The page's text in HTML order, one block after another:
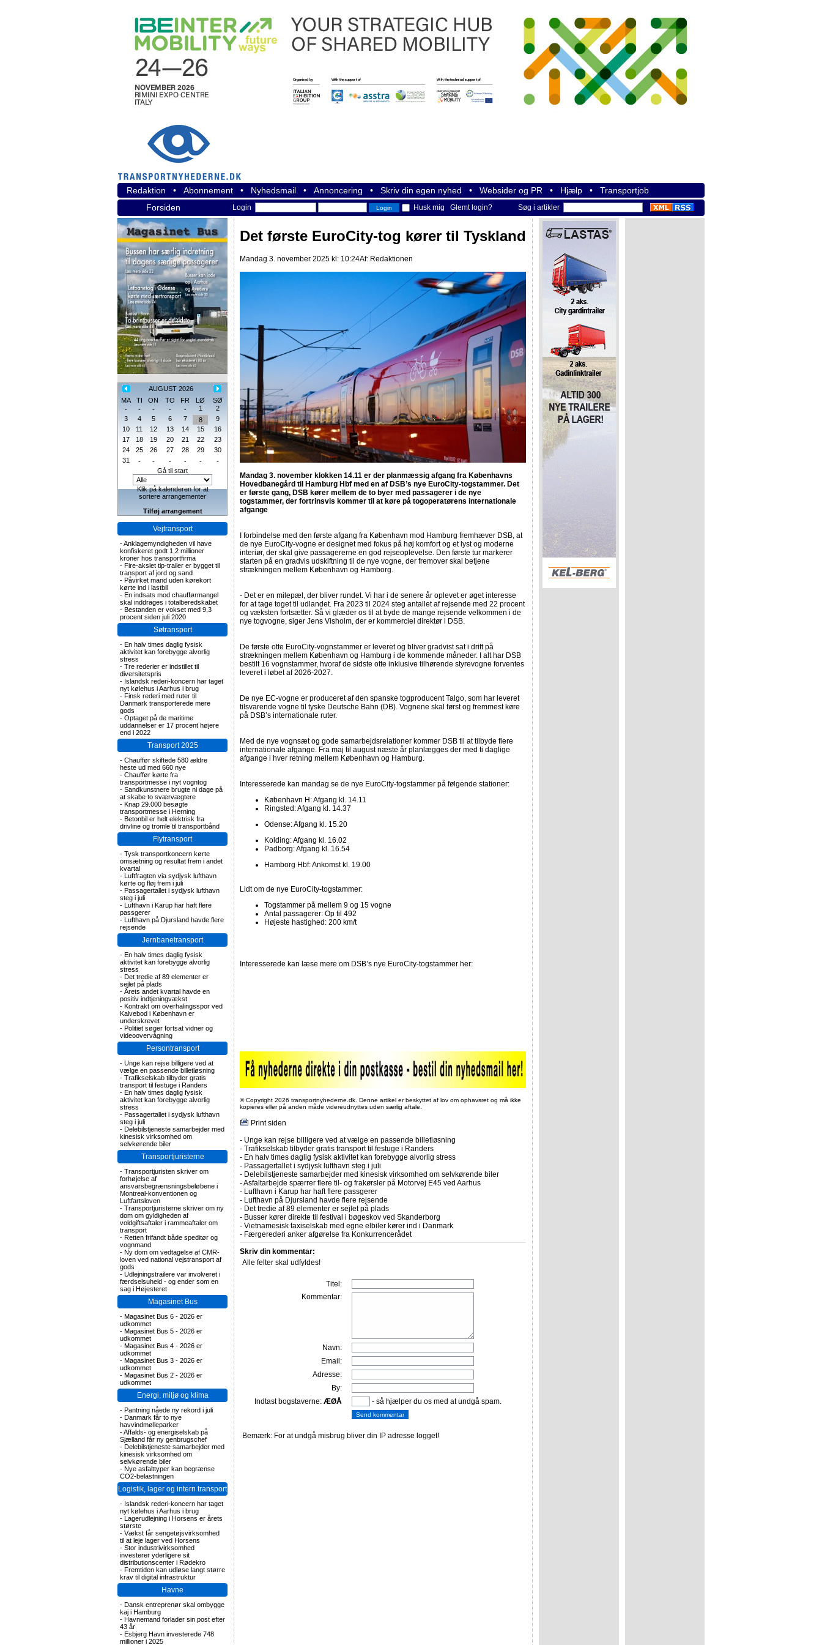
Redaktion • Abonnement • Nyhedsmail • Annoncering • Skriv din egen nyhed • Websider og PR • Hjælp • Transportjob
Forsiden
Login Husk mig Glemt login? Søg i artikler
AUGUST 2026
MA
TI ON TO FR LØ
SØ
-
- - - - 1
2
3
4 5 6 7 8
9
10
11 12 13 14 15
16
17
18 19 20 21 22
23
24
25 26 27 28 29
30
31
- - - - -
-
Gå til start
Klik på kalenderen for at
sortere arrangementer
Tilføj arrangement
Vejtransport
-Anklagemyndigheden vil have
konfiskeret godt 1,2 millioner
kroner hos transportfirma
- Fire-akslet tip-trailer er bygget til
transport af jord og sand
- Påvirket mand uden kørekort
kørte ind i lastbil
- En indsats mod chaufførmangel
skal inddrages i totalberedskabet
- Bestanden er vokset med 9,3
procent siden juli 2020
Søtransport
- En halv times daglig fysisk
aktivitet kan forebygge alvorlig
stress
- Tre rederier er indstillet til
diversitetspris
- Islandsk rederi-koncern har taget
nyt kølehus i Aarhus i brug
- Finsk rederi med ruter til
Danmark transporterede mere
gods
- Optaget på de maritime
uddannelser er 17 procent højere
end i 2022
Transport 2025
- Chauffør skiftede 580 ældre
heste ud med 660 nye
- Chauffør kørte fra
transportmesse i nyt vogntog
- Sandkunstnere brugte ni dage på
at skabe to sværvægtere
- Knap 29.000 besøgte
transportmesse i Herning
- Betonbil er helt elektrisk fra
drivline og tromle til transportbånd
Flytransport
- Tysk transportkoncern kørte
omsætning og resultat frem i andet
kvartal
- Luftfragten via sydjysk lufthavn
kørte og fløj frem i juli
- Passagertallet i sydjysk lufthavn
steg i juli
- Lufthavn i Karup har haft flere
passgerer
- Lufthavn på Djursland havde flere
rejsende
Jernbanetransport
- En halv times daglig fysisk
aktivitet kan forebygge alvorlig
stress
- Det tredie af 89 elementer er
sejlet på plads
- Årets andet kvartal havde en
positiv indtjeningvækst
- Kontrakt om overhalingsspor ved
Kalvebod i København er
underskrevet
- Politiet søger fortsat vidner og
videoovervågning
Persontransport
- Unge kan rejse billigere ved at
vælge en passende billetløsning
- Trafikselskab tilbyder gratis
transport til festuge i Randers
- En halv times daglig fysisk
aktivitet kan forebygge alvorlig
stress
- Passagertallet i sydjysk lufthavn
steg i juli
- Delebilstjeneste samarbejder med
kinesisk virksomhed om
selvkørende biler
Transportjuristerne
- Transportjuristen skriver om
forhøjelse af
ansvarsbegrænsningsbeløbene i
Montreal-konventionen og
Luftfartsloven
- Transportjuristerne skriver om ny
dom om gyldigheden af
voldgiftsaftaler i rammeaftaler om
transport
- Retten frifandt både speditør og
vognmand
- Ny dom om vedtagelse af CMR-
loven ved national vejstransport af
gods
- Udlejningstrailere var involveret i
færdselsuheld - og ender som en
sag i Højesteret
Magasinet Bus
- Magasinet Bus 6 - 2026 er
udkommet
- Magasinet Bus 5 - 2026 er
udkommet
- Magasinet Bus 4 - 2026 er
udkommet
- Magasinet Bus 3 - 2026 er
udkommet
- Magasinet Bus 2 - 2026 er
udkommet
Energi, miljø og klima
- Pantning nåede ny rekord i juli
- Danmark får to nye
havvindmølleparker
-Affalds- og energiselskab på
Sjælland får ny genbrugschef
- Delebilstjeneste samarbejder med
kinesisk virksomhed om
selvkørende biler
- Nye asfalttyper kan begrænse
CO2-belastningen
Logistik, lager og intern transport
- Islandsk rederi-koncern har taget
nyt kølehus i Aarhus i brug
- Lagerudlejning i Horsens er årets
største
- Vækst får sengetøjsvirksomhed
til at leje lager ved Horsens
- Stor industrivirksomhed
investerer yderligere sit
distributionscenter i Rødekro
- Fremtiden kan udløse langt større
krav til digital infrastruktur
Havne
- Dansk entreprenør skal ombygge
kaj i Hamburg
- Havnemand forlader sin post efter
43 år
- Esbjerg Havn investerede 748
millioner i 2025
Det første EuroCity-tog kører til Tyskland
Mandag 3. november 2025 kl: 10:24Af: Redaktionen
Mandag 3. november klokken 14.11 er der planmæssig afgang fra Københavns
Hovedbanegård til Hamburg Hbf med en af DSB’s nye EuroCity-togstammer. Det
er første gang, DSB kører mellem de to byer med passagerer i de nye
togstammer, der fortrinsvis kommer til at køre på togoperatørens internationale
afgange
I forbindelse med den første afgang fra København mod Hamburg fremhæver DSB, at
de nye EuroCity-vogne er designet med fokus på høj komfort og et lyst og moderne
interiør, der skal give passagererne en god rejseoplevelse. Den første tur markerer
starten på en gradvis udskiftning til de nye vogne, der fremover skal betjene
strækningen mellem København og Hamborg.
- Det er en milepæl, der bliver rundet. Vi har i de senere år oplevet er øget interesse
for at tage toget til udlandet. Fra 2023 til 2024 steg antallet af rejsende med 22 procent
og væksten fortsætter. Så vi glæder os til at byde de mange rejsende velkommen i de
nye togvogne, siger Jens Visholm, der er kommerciel direktør i DSB.
De første otte EuroCity-vognstammer er leveret og bliver gradvist sat i drift på
strækningen mellem København og Hamburg i de kommende måneder. I alt har DSB
bestilt 16 vognstammer, hvoraf de sidste otte inklusive tilhørende styrevogne forventes
leveret i løbet af 2026-2027.
De nye EC-vogne er produceret af den spanske togproducent Talgo, som har leveret
tilsvarende vogne til tyske Deutsche Bahn (DB). Vognene skal først og fremmest køre
på DSB’s internationale ruter.
Med de nye vognsæt og gode samarbejdsrelationer kommer DSB til at tilbyde flere
internationale afgange. Fra maj til august næste år planlægges der med ti daglige
afgange i hver retning mellem København og Hamburg.
Interesserede kan mandag se de nye EuroCity-togstammer på følgende stationer:
København H: Afgang kl. 14.11
Ringsted: Afgang kl. 14.37
Odense: Afgang kl. 15.20
Kolding: Afgang kl. 16.02
Padborg: Afgang kl. 16.54
Hamborg Hbf: Ankomst kl. 19.00
Lidt om de nye EuroCity-togstammer:
Togstammer på mellem 9 og 15 vogne
Antal passagerer: Op til 492
Højeste hastighed: 200 km/t
Interesserede kan læse mere om DSB’s nye EuroCity-togstammer her:
© Copyright 2026 transportnyhederne.dk. Denne artikel er beskyttet af lov om ophavsret og må ikke
kopieres eller på anden måde videreudnyttes uden særlig aftale.
Print siden
- Unge kan rejse billigere ved at vælge en passende billetløsning
- Trafikselskab tilbyder gratis transport til festuge i Randers
- En halv times daglig fysisk aktivitet kan forebygge alvorlig stress
- Passagertallet i sydjysk lufthavn steg i juli
- Delebilstjeneste samarbejder med kinesisk virksomhed om selvkørende biler
-Asfaltarbejde spærrer flere til- og frakørsler på Motorvej E45 ved Aarhus
- Lufthavn i Karup har haft flere passgerer
- Lufthavn på Djursland havde flere rejsende
- Det tredie af 89 elementer er sejlet på plads
- Busser kører direkte til festival i bøgeskov ved Skanderborg
- Vietnamesisk taxiselskab med egne elbiler kører ind i Danmark
- Færgerederi anker afgørelse fra Konkurrencerådet
Skriv din kommentar:
Alle felter skal udfyldes!
Titel:
Kommentar:
Navn:
Email:
Adresse:
By:
Indtast bogstaverne: ÆØÅ - så hjælper du os med at undgå spam.
Bemærk: For at undgå misbrug bliver din IP adresse logget!